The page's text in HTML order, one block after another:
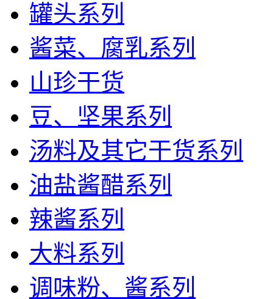
罐头系列
酱菜、腐乳系列
山珍干货
豆、坚果系列
汤料及其它干货系列
油盐酱醋系列
辣酱系列
大料系列
调味粉、酱系列